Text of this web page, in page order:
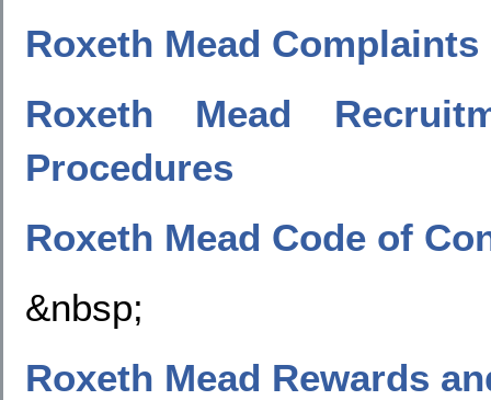
Roxeth Mead
Roxeth Mead
Procedures
Roxeth Mead Code of
&nbsp;
Roxeth Mead Rewards